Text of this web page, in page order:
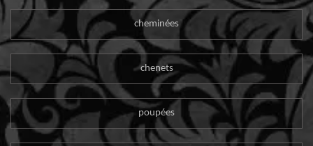
cheminées
chenets
poupées